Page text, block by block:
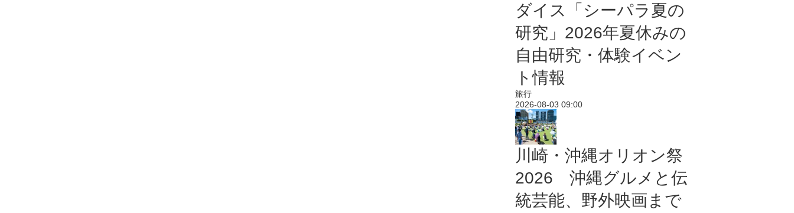
ダイス「シーパラ夏の
研究」2026年夏休みの
自由研究・体験イベン
ト情報
旅行
2026-08-03 09:00
川崎・沖縄オリオン祭
2026 沖縄グルメと伝
統芸能、野外映画まで